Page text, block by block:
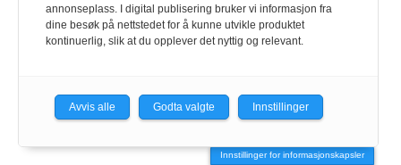
Abonnement
Annonser
Innstillinger for informasjonskapsler
annonseplass. I digital publisering bruker vi informasjon fra
dine besøk på nettstedet for å kunne utvikle produktet
kontinuerlig, slik at du opplever det nyttig og relevant.
Avvis alle Godta valgte Innstillinger